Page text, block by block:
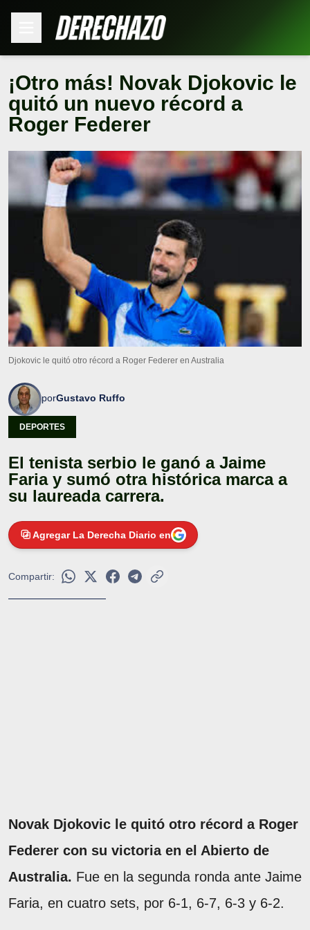
¡Otro más! Novak Djokovic le
quitó un nuevo récord a
Roger Federer
Djokovic le quitó otro récord a Roger Federer en Australia
porGustavo Ruffo
DEPORTES
El tenista serbio le ganó a Jaime
Faria y sumó otra histórica marca a
su laureada carrera.
Agregar La Derecha Diario en
Compartir:
Novak Djokovic le quitó otro récord a Roger
Federer con su victoria en el Abierto de
Australia. Fue en la segunda ronda ante Jaime
Faria, en cuatro sets, por 6-1, 6-7, 6-3 y 6-2.